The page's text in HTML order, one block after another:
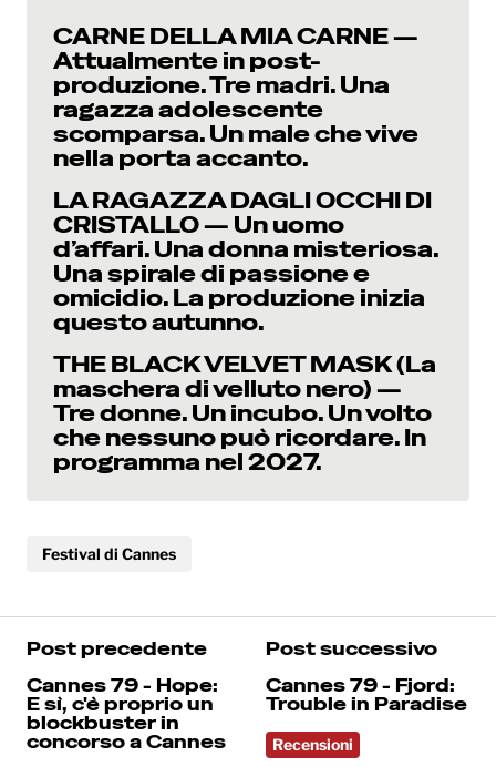
CARNE DELLA MIA CARNE —
Attualmente in post-
produzione. Tre madri. Una
ragazza adolescente
scomparsa. Un male che vive
nella porta accanto.
LA RAGAZZA DAGLI OCCHI DI
CRISTALLO — Un uomo
d’affari. Una donna misteriosa.
Una spirale di passione e
omicidio. La produzione inizia
questo autunno.
THE BLACK VELVET MASK (La
maschera di velluto nero) —
Tre donne. Un incubo. Un volto
che nessuno può ricordare. In
programma nel 2027.
Festival di Cannes
Post precedente
Cannes 79 - Hope:
E sì, c'è proprio un
blockbuster in
concorso a Cannes
Post successivo
Cannes 79 - Fjord:
Trouble in Paradise
Recensioni